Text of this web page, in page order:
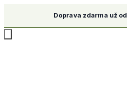
Doprava zdarma už od